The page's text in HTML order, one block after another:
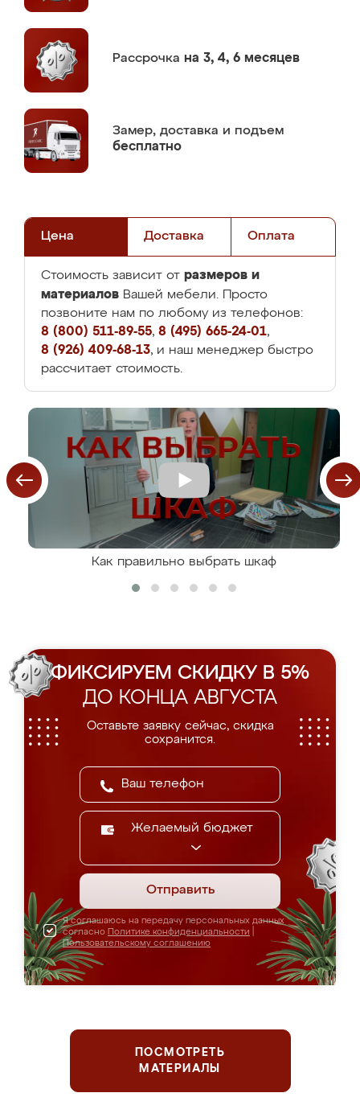
Рассрочка на 3, 4, 6 месяцев
Замер, доставка и подъем
бесплатно
Цена Доставка Оплата
Стоимость зависит от размеров и
материалов Вашей мебели. Просто
позвоните нам по любому из телефонов:
8 (800) 511-89-55, 8 (495) 665-24-01,
8 (926) 409-68-13, и наш менеджер быстро
рассчитает стоимость.
Как правильно выбрать шкаф
ФИКСИРУЕМ СКИДКУ В 5%
ДО КОНЦА АВГУСТА
Оставьте заявку сейчас, скидка
сохранится.
Желаемый бюджет
Отправить
Я соглашаюсь на передачу персональных данных
согласно Политике конфиденциальности
Пользовательскому соглашению
ПОСМОТРЕТЬ
МАТЕРИАЛЫ